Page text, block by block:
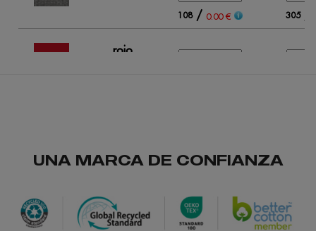
108/ 0.00 € 305/
rojo
UNA MARCA DE CONFIANZA